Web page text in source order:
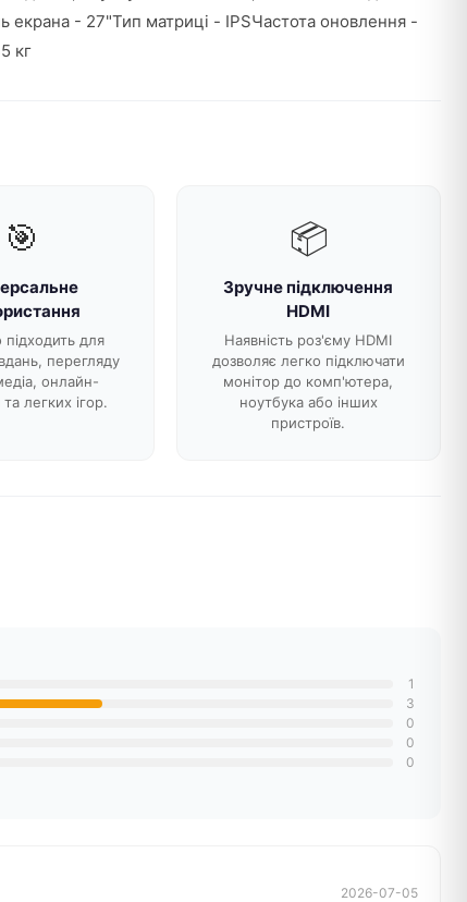
екрана - 27"Тип матриці - IPSЧастота оновлення -
кг
🎯
підходить для
перегляду
онлайн-
легких ігор.
📦
Зручне підключення
HDMI
Наявність роз'єму HDMI
дозволяє легко підключати
монітор до комп'ютера,
ноутбука або інших
пристроїв.
1
3
0
0
0
2026-07-05